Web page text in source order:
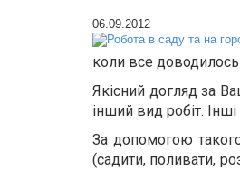
06.09.2012
коли все доводилось
Якісний догляд за
інший вид робіт.
За допомогою
(садити, поливати,